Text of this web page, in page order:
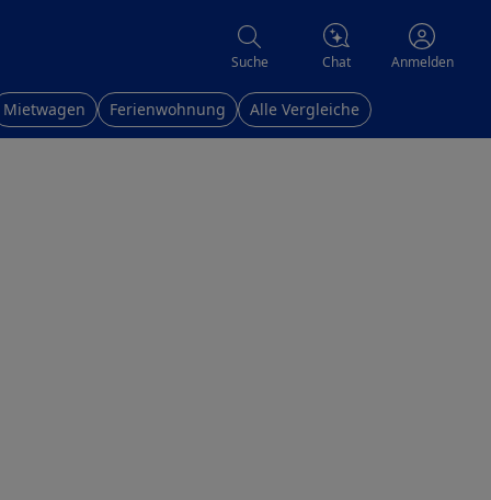
Suche Chat Anmelden
Mietwagen Ferienwohnung Alle Vergleiche